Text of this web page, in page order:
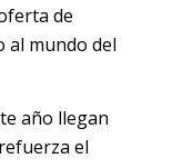
de
al mundo del
año llegan
el